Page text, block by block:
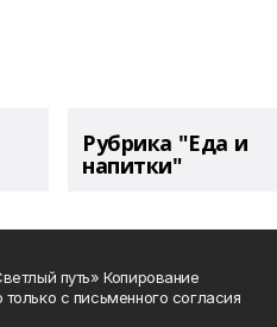
Рубрика "Еда и
напитки"
путь» Копирование
с письменного согласия